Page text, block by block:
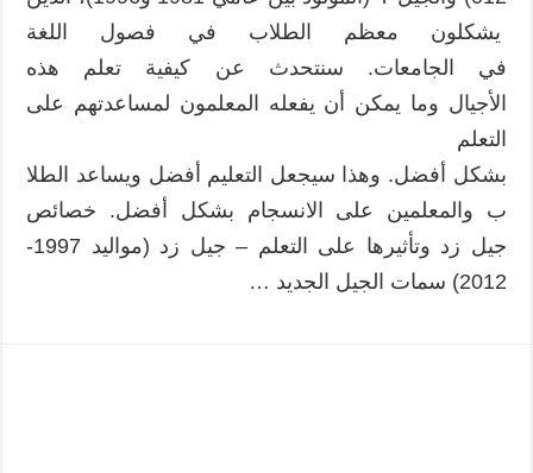
يشكلون معظم الطلاب في فصول اللغة
في الجامعات. سنتحدث عن كيفية تعلم هذه
الأجيال وما يمكن أن يفعله المعلمون لمساعدتهم على
التعلم
بشكل أفضل. وهذا سيجعل التعليم أفضل ويساعد الطلا
ب والمعلمين على الانسجام بشكل أفضل. خصائص
جيل زد وتأثيرها على التعلم – جيل زد (مواليد 1997-
2012) سمات الجيل الجديد …